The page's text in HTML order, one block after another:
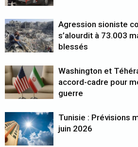
Agression sioniste
s’alourdit à 73.003
blessés
Washington et
accord-cadre pour
guerre
Tunisie : Prévisions
juin 2026